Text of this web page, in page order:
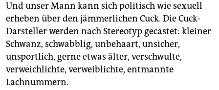
Und unser Mann kann sich politisch wie sexuell
erheben über den jämmerlichen Cuck. Die Cuck-
Darsteller werden nach Stereotyp gecastet: kleiner
Schwanz, schwabblig, unbehaart, unsicher,
unsportlich, gerne etwas älter, verschwulte,
verweichlichte, verweiblichte, entmannte
Lachnummern.